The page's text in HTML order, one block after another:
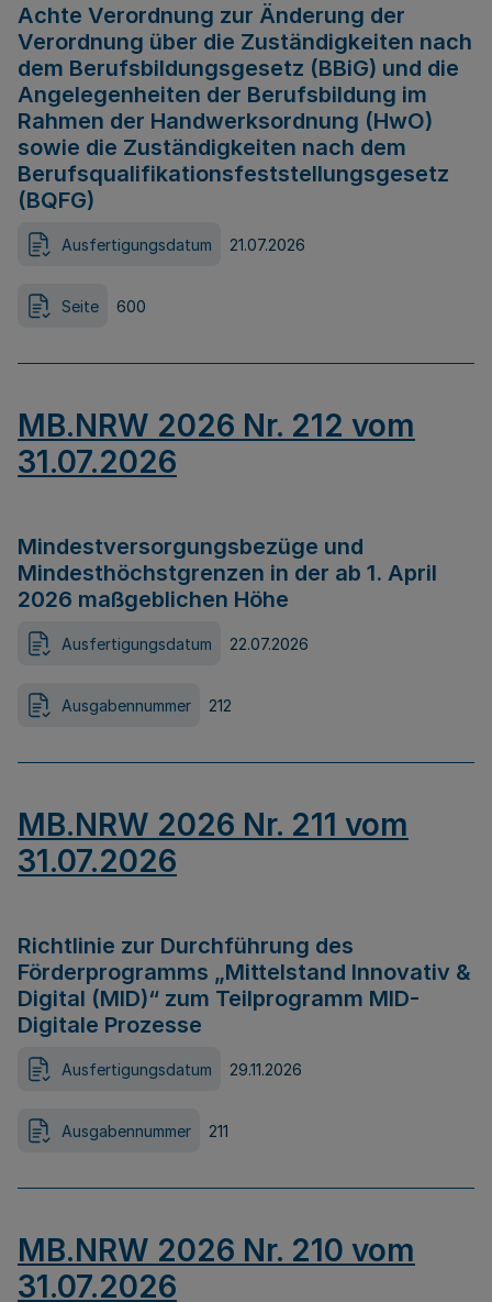
Achte Verordnung zur Änderung der
Verordnung über die Zuständigkeiten nach
dem Berufsbildungsgesetz (BBiG) und die
Angelegenheiten der Berufsbildung im
Rahmen der Handwerksordnung (HwO)
sowie die Zuständigkeiten nach dem
Berufsqualifikationsfeststellungsgesetz
(BQFG)
Ausfertigungsdatum 21.07.2026
Seite 600
MB.NRW 2026 Nr. 212 vom
31.07.2026
Mindestversorgungsbezüge und
Mindesthöchstgrenzen in der ab 1. April
2026 maßgeblichen Höhe
Ausfertigungsdatum 22.07.2026
Ausgabennummer 212
MB.NRW 2026 Nr. 211 vom
31.07.2026
Richtlinie zur Durchführung des
Förderprogramms „Mittelstand Innovativ &
Digital (MID)“ zum Teilprogramm MID-
Digitale Prozesse
Ausfertigungsdatum 29.11.2026
Ausgabennummer 211
MB.NRW 2026 Nr. 210 vom
31.07.2026